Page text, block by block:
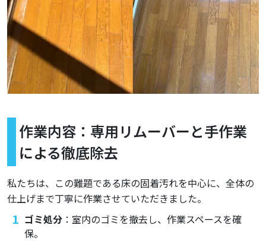
作業内容：専用リムーバーと手作業
による徹底除去
私たちは、この難題である床の固着汚れを中心に、全体の
仕上げまで丁寧に作業させていただきました。
ゴミ処分：室内のゴミを撤去し、作業スペースを確
保。